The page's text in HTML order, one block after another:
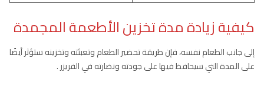
كيفية زيادة مدة تخزين الأطعمة المجمدة
إلى جانب الطعام نفسه، فإن طريقة تحضير الطعام وتعبئته وتخزينه ستؤثر أيضًا
على المدة التي سيحافظ فيها على جودته ونضارته في الفريزر .